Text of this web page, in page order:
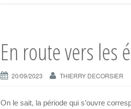
En route vers les
20/09/2023 THIERRY DECORSIER
On le sait, la période qui s’ouvre